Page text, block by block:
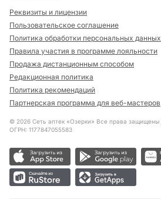
Реквизиты и лицензии
Пользовательское соглашение
Политика обработки персональных данных
Правила участия в программе лояльности
Продажа дистанционным способом
Редакционная политика
Политика рекомендаций
Партнерская программа для веб-мастеров
© 2026 Сеть аптек «Озерки» Все права защищены
ОГРН: 1177847055583